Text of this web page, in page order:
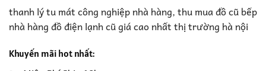
thanh lý tu mát công nghiệp nhà hàng, thu mua đồ cũ bếp
nhà hàng đồ điện lạnh cũ giá cao nhất thị trường hà nội
Khuyến mãi hot nhất: